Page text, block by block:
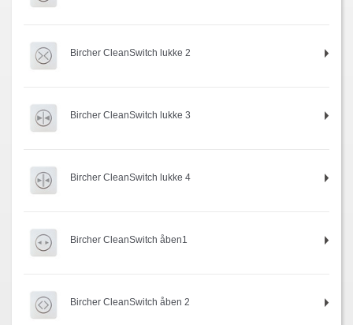
Bircher CleanSwitch lukke 2
Bircher CleanSwitch lukke 3
Bircher CleanSwitch lukke 4
Bircher CleanSwitch åben1
Bircher CleanSwitch åben 2